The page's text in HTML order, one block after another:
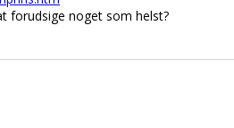
forudsige noget som helst?